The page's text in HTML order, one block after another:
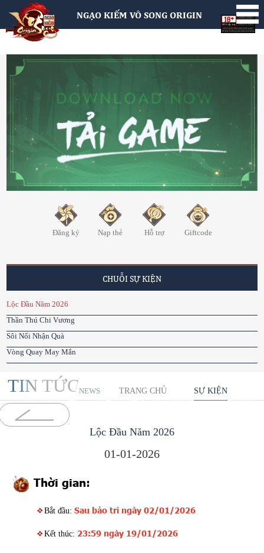
NGẠO KIẾM VÔ SONG ORIGIN
Đăng ký Nạp thẻ Hỗ trợ Giftcode
CHUỖI SỰ KIỆN
Lộc Đầu Năm 2026
Thần Thú Chi Vương
Sôi Nổi Nhận Quà
Vòng Quay May Mắn
TIN TỨCNEWS TRANG CHỦ SỰ KIỆN
Lộc Đầu Năm 2026
01-01-2026
Thời gian:
Bắt đầu:Sau bảo trì ngày 02/01/2026
Kết thúc: 23:59 ngày 19/01/2026